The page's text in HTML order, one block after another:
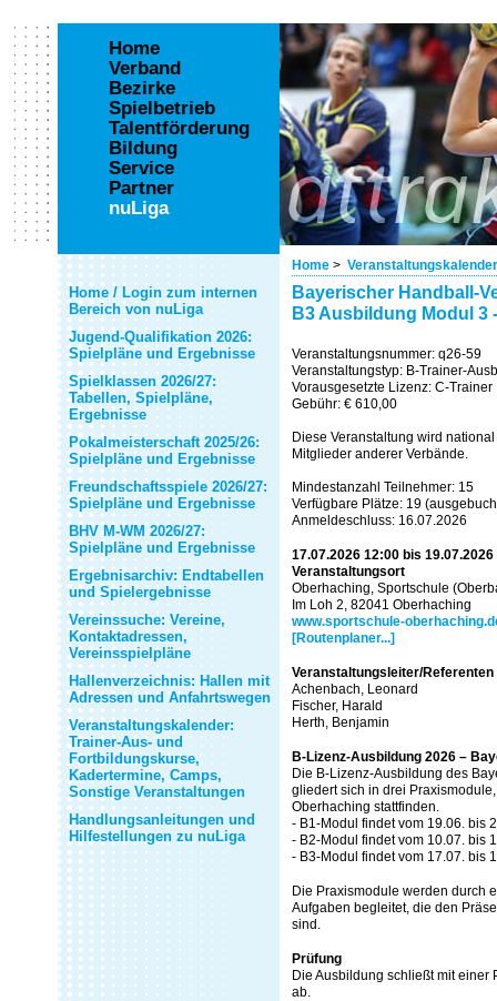
Home > Veranstaltungskalender
Home
Verband
Bezirke
Spielbetrieb
Talentförderung
Bildung
Service
Partner
nuLiga
Home / Login zum internen
Bereich von nuLiga
Jugend-Qualifikation 2026:
Spielpläne und Ergebnisse
Spielklassen 2026/27:
Tabellen, Spielpläne,
Ergebnisse
Pokalmeisterschaft 2025/26:
Spielpläne und Ergebnisse
Freundschaftsspiele 2026/27:
Spielpläne und Ergebnisse
BHV M-WM 2026/27:
Spielpläne und Ergebnisse
Ergebnisarchiv: Endtabellen
und Spielergebnisse
Vereinssuche: Vereine,
Kontaktadressen,
Vereinsspielpläne
Hallenverzeichnis: Hallen mit
Adressen und Anfahrtswegen
Veranstaltungskalender:
Trainer-Aus- und
Fortbildungskurse,
Kadertermine, Camps,
Sonstige Veranstaltungen
Handlungsanleitungen und
Hilfestellungen zu nuLiga
Bayerischer Handball-
B3 Ausbildung Modul 3
Veranstaltungsnummer: q26-59
Veranstaltungstyp: B-Trainer-
Vorausgesetzte Lizenz: C-Trainer
Gebühr: € 610,00
Diese Veranstaltung wird
Mitglieder anderer Verbände.
Mindestanzahl Teilnehmer: 15
Verfügbare Plätze: 19
Anmeldeschluss: 16.07.2026
17.07.2026 12:00 bis
Veranstaltungsort
Oberhaching, Sportschule
Im Loh 2, 82041 Oberhaching
www.sportschule-
[Routenplaner...]
Veranstaltungsleiter/Referenten
Achenbach, Leonard
Fischer, Harald
Herth, Benjamin
B-Lizenz-Ausbildung 2026 –
Die B-Lizenz-Ausbildung des
gliedert sich in drei
Oberhaching stattfinden.
- B1-Modul findet vom 19.06. bis
- B2-Modul findet vom 10.07. bis
- B3-Modul findet vom 17.07. bis
Die Praxismodule werden durch
Aufgaben begleitet, die den
sind.
Prüfung
Die Ausbildung schließt mit einer
ab.